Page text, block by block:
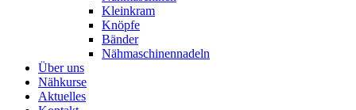
Kleinkram
Knöpfe
Bänder
Nähmaschinennadeln
Über uns
Nähkurse
Aktuelles